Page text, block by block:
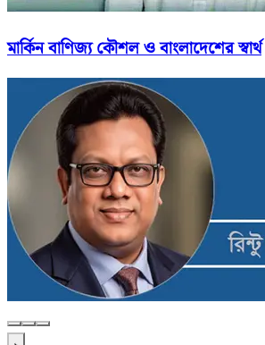
মার্কিন বাণিজ্য কৌশল ও বাংলাদেশের স্বার্থ